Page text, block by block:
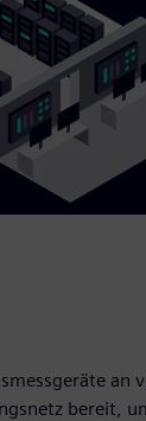
an
bereit,